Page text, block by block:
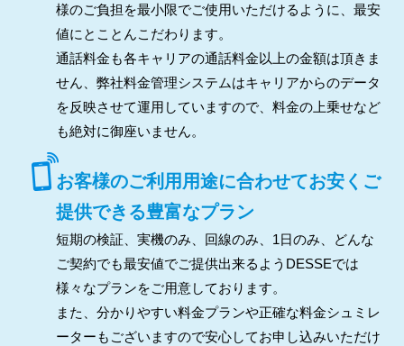
様のご負担を最小限でご使用いただけるように、最安
値にとことんこだわります。
通話料金も各キャリアの通話料金以上の金額は頂きま
せん、弊社料金管理システムはキャリアからのデータ
を反映させて運用していますので、料金の上乗せなど
も絶対に御座いません。
お客様のご利用用途に合わせてお安くご
提供できる豊富なプラン
短期の検証、実機のみ、回線のみ、1日のみ、どんな
ご契約でも最安値でご提供出来るようDESSEでは
様々なプランをご用意しております。
また、分かりやすい料金プランや正確な料金シュミレ
ーターもございますので安心してお申し込みいただけ